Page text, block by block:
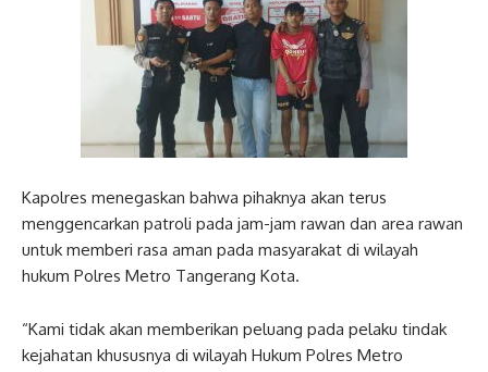
Kapolres menegaskan bahwa pihaknya akan terus
menggencarkan patroli pada jam-jam rawan dan area rawan
untuk memberi rasa aman pada masyarakat di wilayah
hukum Polres Metro Tangerang Kota.
“Kami tidak akan memberikan peluang pada pelaku tindak
kejahatan khususnya di wilayah Hukum Polres Metro